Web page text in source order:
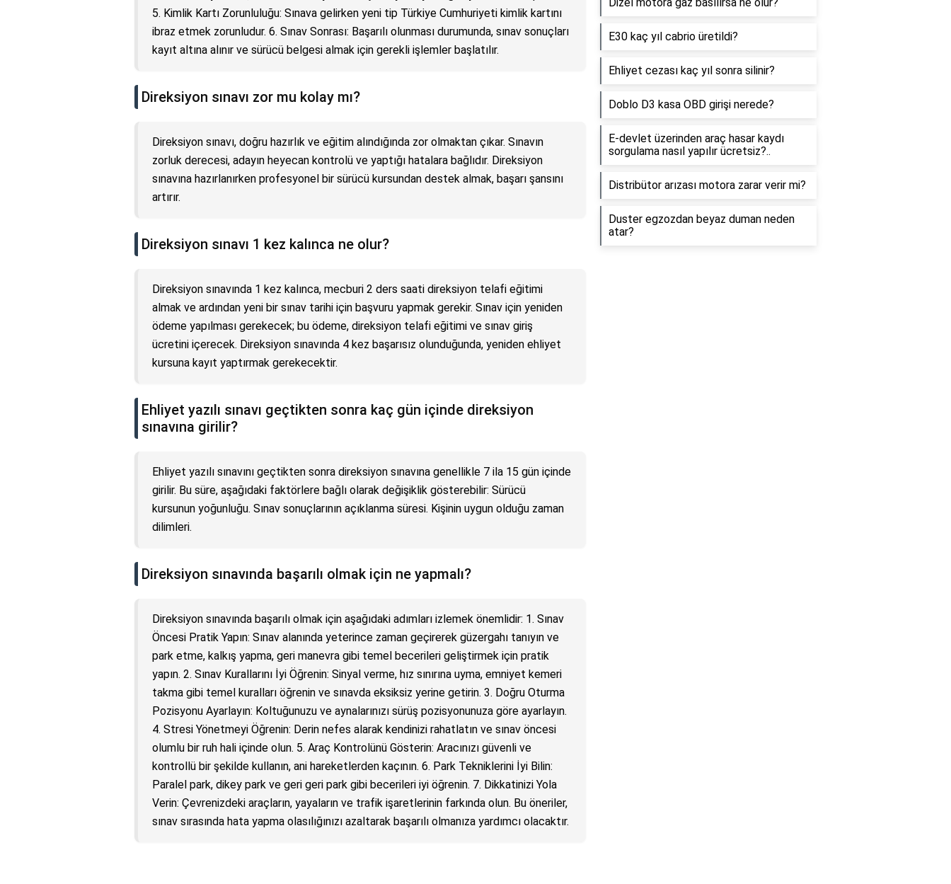
5. Kimlik Kartı Zorunluluğu: Sınava gelirken yeni tip Türkiye Cumhuriyeti kimlik kartını
ibraz etmek zorunludur. 6. Sınav Sonrası: Başarılı olunması durumunda, sınav sonuçları
kayıt altına alınır ve sürücü belgesi almak için gerekli işlemler başlatılır.
Direksiyon sınavı zor mu kolay mı?
Direksiyon sınavı, doğru hazırlık ve eğitim alındığında zor olmaktan çıkar. Sınavın
zorluk derecesi, adayın heyecan kontrolü ve yaptığı hatalara bağlıdır. Direksiyon
sınavına hazırlanırken profesyonel bir sürücü kursundan destek almak, başarı şansını
artırır.
Direksiyon sınavı 1 kez kalınca ne olur?
Direksiyon sınavında 1 kez kalınca, mecburi 2 ders saati direksiyon telafi eğitimi
almak ve ardından yeni bir sınav tarihi için başvuru yapmak gerekir. Sınav için yeniden
ödeme yapılması gerekecek; bu ödeme, direksiyon telafi eğitimi ve sınav giriş
ücretini içerecek. Direksiyon sınavında 4 kez başarısız olunduğunda, yeniden ehliyet
kursuna kayıt yaptırmak gerekecektir.
Ehliyet yazılı sınavı geçtikten sonra kaç gün içinde direksiyon
sınavına girilir?
Ehliyet yazılı sınavını geçtikten sonra direksiyon sınavına genellikle 7 ila 15 gün içinde
girilir. Bu süre, aşağıdaki faktörlere bağlı olarak değişiklik gösterebilir: Sürücü
kursunun yoğunluğu. Sınav sonuçlarının açıklanma süresi. Kişinin uygun olduğu zaman
dilimleri.
Direksiyon sınavında başarılı olmak için ne yapmalı?
Direksiyon sınavında başarılı olmak için aşağıdaki adımları izlemek önemlidir: 1. Sınav
Öncesi Pratik Yapın: Sınav alanında yeterince zaman geçirerek güzergahı tanıyın ve
park etme, kalkış yapma, geri manevra gibi temel becerileri geliştirmek için pratik
yapın. 2. Sınav Kurallarını İyi Öğrenin: Sinyal verme, hız sınırına uyma, emniyet kemeri
takma gibi temel kuralları öğrenin ve sınavda eksiksiz yerine getirin. 3. Doğru Oturma
Pozisyonu Ayarlayın: Koltuğunuzu ve aynalarınızı sürüş pozisyonunuza göre ayarlayın.
4. Stresi Yönetmeyi Öğrenin: Derin nefes alarak kendinizi rahatlatın ve sınav öncesi
olumlu bir ruh hali içinde olun. 5. Araç Kontrolünü Gösterin: Aracınızı güvenli ve
kontrollü bir şekilde kullanın, ani hareketlerden kaçının. 6. Park Tekniklerini İyi Bilin:
Paralel park, dikey park ve geri geri park gibi becerileri iyi öğrenin. 7. Dikkatinizi Yola
Verin: Çevrenizdeki araçların, yayaların ve trafik işaretlerinin farkında olun. Bu öneriler,
sınav sırasında hata yapma olasılığınızı azaltarak başarılı olmanıza yardımcı olacaktır.
E30 kaç yıl cabrio üretildi?
Ehliyet cezası kaç yıl sonra silinir?
Doblo D3 kasa OBD girişi nerede?
E-devlet üzerinden araç hasar kaydı
sorgulama nasıl yapılır ücretsiz?..
Distribütor arızası motora zarar verir mi?
Duster egzozdan beyaz duman neden
atar?